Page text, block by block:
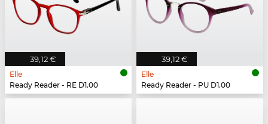
39,12 €
Elle
Ready Reader - RE D1.00
39,12 €
Elle
Ready Reader - PU D1.00